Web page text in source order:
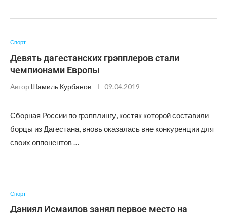
Спорт
Девять дагестанских грэпплеров стали
чемпионами Европы
Автор Шамиль Курбанов 09.04.2019
Сборная России по грэпплингу, костяк которой составили
борцы из Дагестана, вновь оказалась вне конкуренции для
своих оппонентов …
Спорт
Даниял Исмаилов занял первое место на